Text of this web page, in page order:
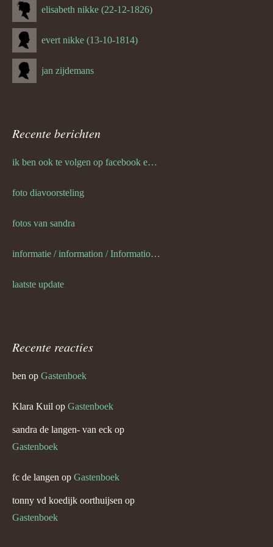
elisabeth nikke (22-12-1826)
evert nikke (13-10-1814)
jan zijdemans
Recente berichten
ik ben ook te volgen op facebook en twitter
foto diavoorsteling
fotos van sandra
informatie / information / Informationen / l information
laatste update
Recente reacties
ben op Gastenboek
Klara Kuil op Gastenboek
sandra de langen- van eck op
Gastenboek
fc de langen op Gastenboek
tonny vd koedijk oorthuijsen op
Gastenboek